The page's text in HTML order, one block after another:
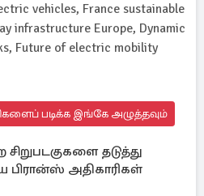
vehicles, France sustainable
infrastructure Europe, Dynamic
Future of electric mobility
படிக்க இங்கே அழுத்தவும்
சிறுபடகுகளை தடுத்து
பிரான்ஸ் அதிகாரிகள்